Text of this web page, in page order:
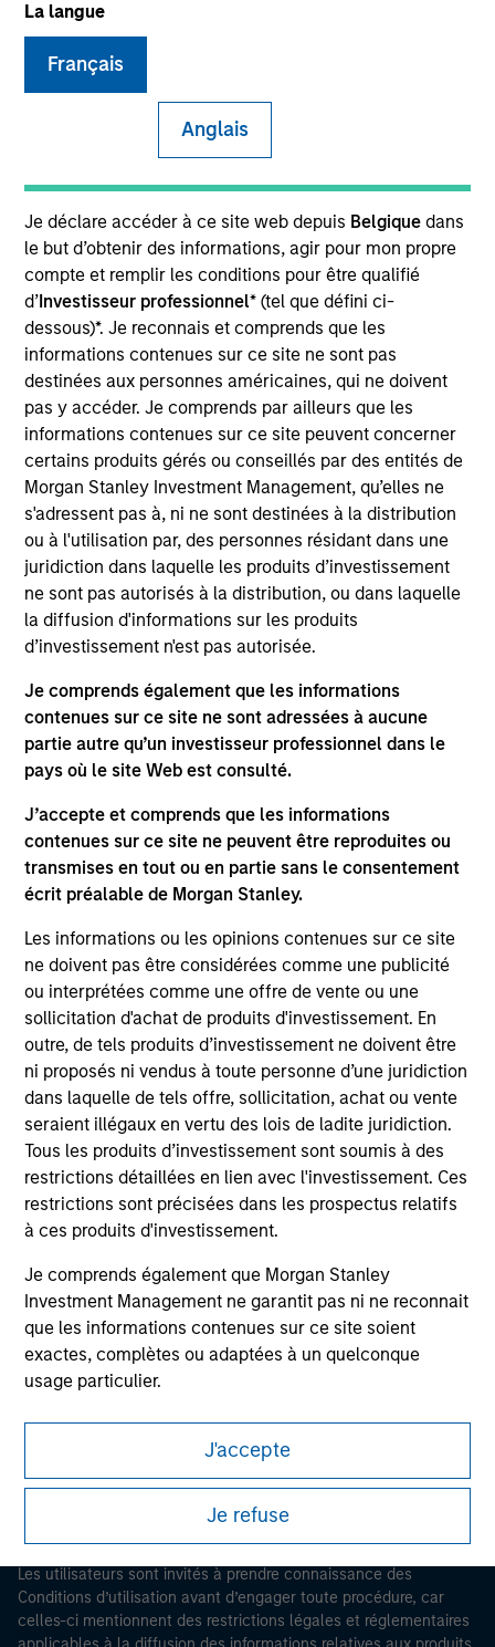
La langue
Français
Anglais
Je déclare accéder à ce site web depuis Belgique dans
le but d’obtenir des informations, agir pour mon propre
compte et remplir les conditions pour être qualifié
d’Investisseur professionnel* (tel que défini ci-
dessous)*. Je reconnais et comprends que les
informations contenues sur ce site ne sont pas
destinées aux personnes américaines, qui ne doivent
pas y accéder. Je comprends par ailleurs que les
informations contenues sur ce site peuvent concerner
certains produits gérés ou conseillés par des entités de
Morgan Stanley Investment Management, qu’elles ne
s'adressent pas à, ni ne sont destinées à la distribution
ou à l'utilisation par, des personnes résidant dans une
juridiction dans laquelle les produits d’investissement
ne sont pas autorisés à la distribution, ou dans laquelle
la diffusion d'informations sur les produits
d’investissement n'est pas autorisée.
Je comprends également que les informations
contenues sur ce site ne sont adressées à aucune
partie autre qu’un investisseur professionnel dans le
pays où le site Web est consulté.
J’accepte et comprends que les informations
contenues sur ce site ne peuvent être reproduites ou
transmises en tout ou en partie sans le consentement
écrit préalable de Morgan Stanley.
Les informations ou les opinions contenues sur ce site
ne doivent pas être considérées comme une publicité
ou interprétées comme une offre de vente ou une
sollicitation d'achat de produits d'investissement. En
outre, de tels produits d’investissement ne doivent être
ni proposés ni vendus à toute personne d’une juridiction
dans laquelle de tels offre, sollicitation, achat ou vente
seraient illégaux en vertu des lois de ladite juridiction.
Tous les produits d’investissement sont soumis à des
restrictions détaillées en lien avec l'investissement. Ces
restrictions sont précisées dans les prospectus relatifs
à ces produits d'investissement.
Je comprends également que Morgan Stanley
Investment Management ne garantit pas ni ne reconnait
que les informations contenues sur ce site soient
exactes, complètes ou adaptées à un quelconque
usage particulier.
Morgan Stanley Investment Management impose des
obligations aux professionnels du secteur financier
pour prévenir l’utilisation détournée de fonds
d’investissement à des fins de blanchiment de capitaux,
d'autres contrôles de sécurité pertinents.
Je reconnais qu'aucune entité de Morgan Stanley
J'accepte
Je refuse
Invested on
Jul 2008
Transaction Type
Realization Date
Sep 2018
Breitenfeld manufactures high-specification
specialty steel for forging-related products. Located
in Austria, key industries for its products include
power generation, oil and gas, mechanical
engineering, transportation and tool steel.
View Site
Investment Team
Morgan Stanley Capital Partners
As of July 25, 2025. The above is provided for informational
and educational purposes only. There is no guarantee that
the investment mentioned resulted in positive performance
(for realized holdings), or will perform well in the future (for
are the property of their respective owners. The information
on this website has not been authorized, sponsored, or
otherwise approved by such owners. By clicking on any
links shown here, you agree that you are navigating to a
third party site. We are providing these hyperlinks to you
not and does not imply any endorsement, approval,
investigation, verification or monitoring by us of any
information contained in any hyperlinked site. In no event
shall we be responsible for the information contained on
the site or your use of such site.
Morgan Stanley
Morgan Stanley Careers
Les utilisateurs sont invités à prendre connaissance des
Conditions d’utilisation avant d’engager toute procédure, car
celles-ci mentionnent des restrictions légales et réglementaires